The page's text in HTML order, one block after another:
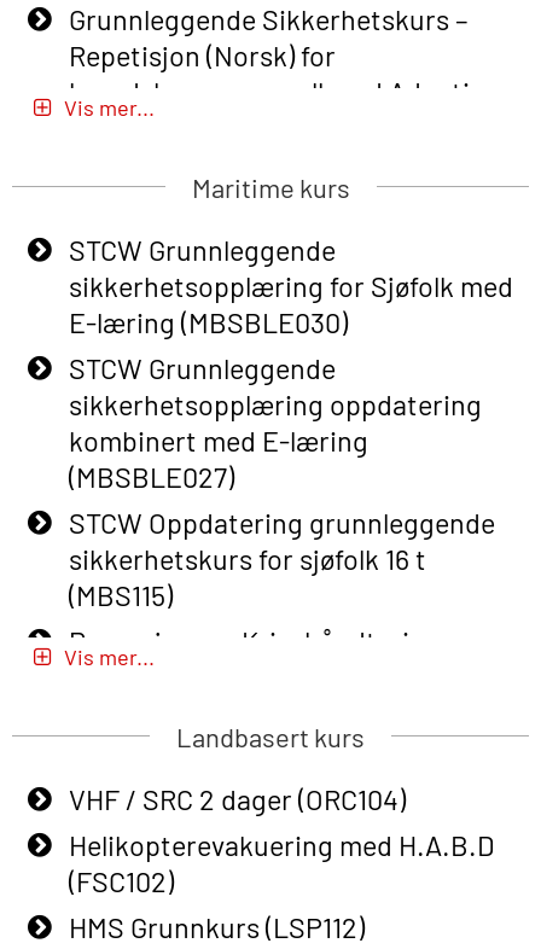
Grunnleggende Sikkerhetskurs –
Repetisjon (Norsk) for
beredskapspersonell med Adaptive
E-læring (OBSBLE051)
Basic Safety Training (English) – with
Adaptive E-learning (OBSBLE047)
Basic Safety Training – Refresher
Course (English) with E-learning
(OBSBLE048)
Basic Safety Training – Refresher
Course (English) (OBS1063)
Basic Safety Training – Refresher
Course (English) for emergency
response personnel with Adaptive E-
learning (OBSBLE050)
Helikopterevakuering inkl pustelunge
med adaptive e-læring (OSEBLE018)
Airpocket with E-learning (English)
Additional Basic Safety Training for
the Norwegian Sector (OBS117)
Grunnleggende Sikkerhetskurs –
Rep. for helikoptermannskap inkl.
Vis mer...
Maritime kurs
STCW Grunnleggende
sikkerhetsopplæring for Sjøfolk med
E-læring (MBSBLE030)
STCW Grunnleggende
sikkerhetsopplæring oppdatering
kombinert med E-læring
(MBSBLE027)
STCW Oppdatering grunnleggende
sikkerhetskurs for sjøfolk 16 t
(MBS115)
Passasjer- og Krisehåndtering
(MBSBLE020)
Passasjer- og Krisehåndtering
oppdatering (MBSBLE019)
STCW Grunnleggende
sikkerhetsopplæring for fiskere
(MBSBLE031)
STCW Grunnleggende
Vis mer...
Landbasert kurs
VHF / SRC 2 dager (ORC104)
Helikopterevakuering med H.A.B.D
(FSC102)
HMS Grunnkurs (LSP112)